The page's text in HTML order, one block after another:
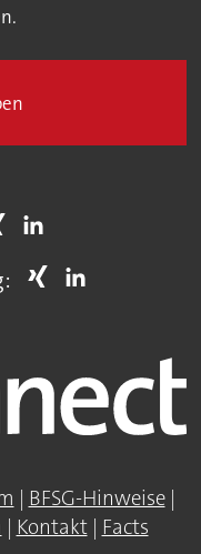
| BFSG-Hinweise|
| Kontakt| Facts